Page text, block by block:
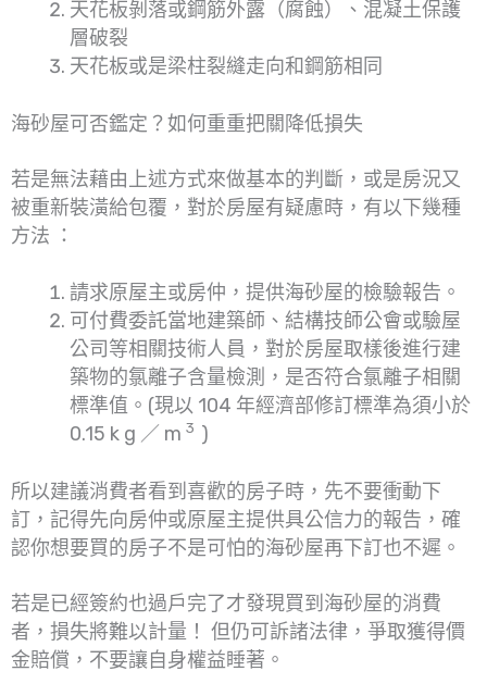
天花板剝落或鋼筋外露（腐蝕）、混凝土保護
層破裂
天花板或是梁柱裂縫走向和鋼筋相同
海砂屋可否鑑定？如何重重把關降低損失
若是無法藉由上述方式來做基本的判斷，或是房況又
被重新裝潢給包覆，對於房屋有疑慮時，有以下幾種
方法 ：
請求原屋主或房仲，提供海砂屋的檢驗報告。
可付費委託當地建築師、結構技師公會或驗屋
公司等相關技術人員，對於房屋取樣後進行建
築物的氯離子含量檢測，是否符合氯離子相關
標準值。(現以 104 年經濟部修訂標準為須小於
0.15 k g ／ m 3 )
所以建議消費者看到喜歡的房子時，先不要衝動下
訂，記得先向房仲或原屋主提供具公信力的報告，確
認你想要買的房子不是可怕的海砂屋再下訂也不遲。
若是已經簽約也過戶完了才發現買到海砂屋的消費
者，損失將難以計量！ 但仍可訴諸法律，爭取獲得價
金賠償，不要讓自身權益睡著。